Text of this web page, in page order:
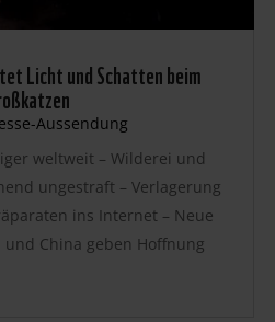
Licht und Schatten beim
Aussendung
weltweit – Wilderei und
ungestraft – Verlagerung
ins Internet – Neue
China geben Hoffnung